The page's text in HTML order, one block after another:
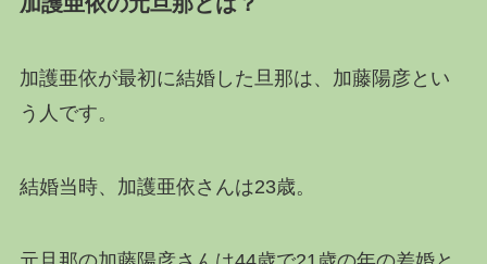
加護亜依が最初に結婚した旦那は、加藤陽彦とい
う人です。
結婚当時、加護亜依さんは23歳。